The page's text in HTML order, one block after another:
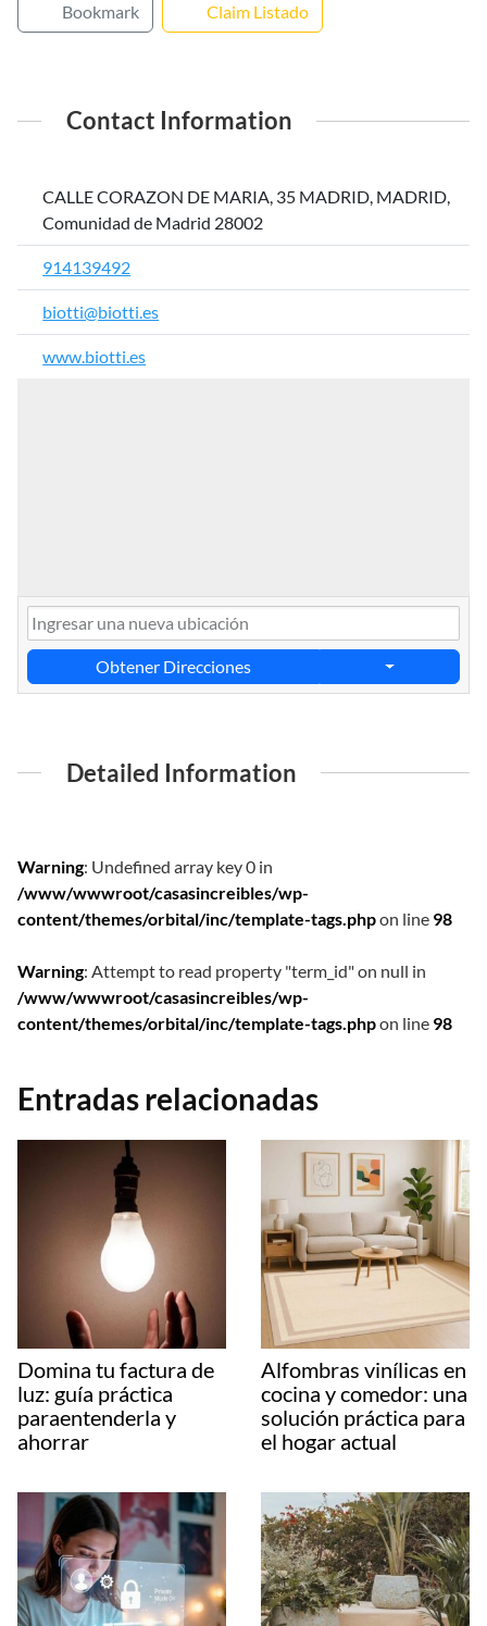
Bookmark Claim Listado
Contact Information
CALLE CORAZON DE MARIA, 35 MADRID, MADRID,
Comunidad de Madrid 28002
914139492
biotti@biotti.es
www.biotti.es
Obtener Direcciones
Detailed Information
Warning: Undefined array key 0 in
/www/wwwroot/casasincreibles/wp-
content/themes/orbital/inc/template-tags.phpon line 98
Warning: Attempt to read property "term_id" on null in
/www/wwwroot/casasincreibles/wp-
content/themes/orbital/inc/template-tags.phpon line 98
Entradas relacionadas
Domina tu factura de
luz: guía práctica
paraentenderla y
ahorrar
Alfombras vinílicas en
cocina y comedor: una
solución práctica para
el hogar actual